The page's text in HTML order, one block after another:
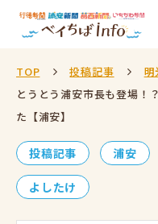
TOP 投稿記事
明
とうとう浦安市長も登場！
た【浦安】
投稿記事 浦安
よしたけ